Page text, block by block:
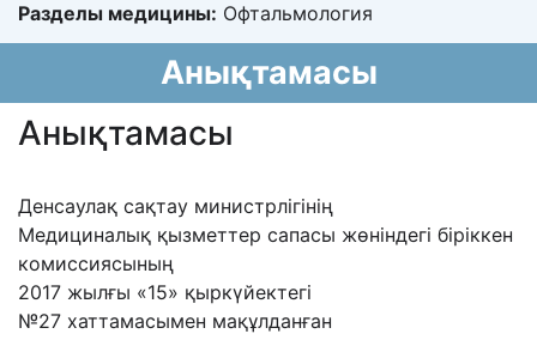
Разделы медицины: Офтальмология
Анықтамасы
Анықтамасы
Денсаулақ сақтау министрлігінің
Медициналық қызметтер сапасы жөніндегі біріккен
комиссиясының
2017 жылғы «15» қыркүйектегі
№27 хаттамасымен мақұлданған